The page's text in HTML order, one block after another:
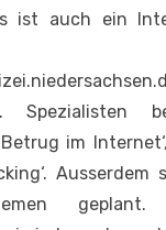
ist auch ein
Spezialisten
im